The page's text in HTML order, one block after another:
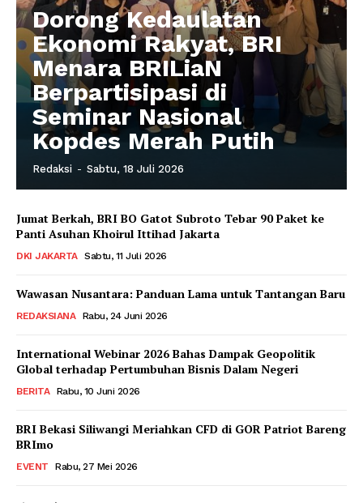
Dorong Kedaulatan
Ekonomi Rakyat, BRI
Menara BRILiaN
Berpartisipasi di
Seminar Nasional
Kopdes Merah Putih
Redaksi - Sabtu, 18 Juli 2026
Jumat Berkah, BRI BO Gatot Subroto Tebar 90 Paket ke
Panti Asuhan Khoirul Ittihad Jakarta
DKI JAKARTA Sabtu, 11 Juli 2026
Wawasan Nusantara: Panduan Lama untuk Tantangan Baru
REDAKSIANA Rabu, 24 Juni 2026
International Webinar 2026 Bahas Dampak Geopolitik
Global terhadap Pertumbuhan Bisnis Dalam Negeri
BERITA Rabu, 10 Juni 2026
BRI Bekasi Siliwangi Meriahkan CFD di GOR Patriot Bareng
BRImo
EVENT Rabu, 27 Mei 2026